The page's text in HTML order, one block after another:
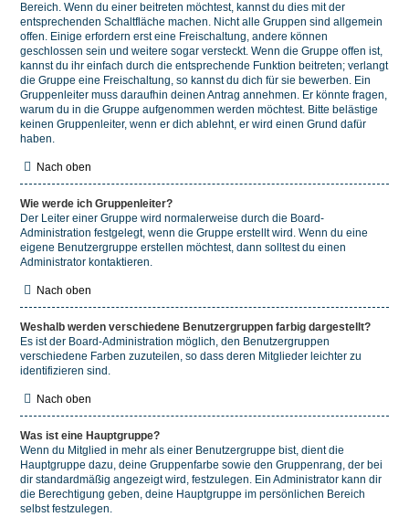
Bereich. Wenn du einer beitreten möchtest, kannst du dies mit der
entsprechenden Schaltfläche machen. Nicht alle Gruppen sind allgemein
offen. Einige erfordern erst eine Freischaltung, andere können
geschlossen sein und weitere sogar versteckt. Wenn die Gruppe offen ist,
kannst du ihr einfach durch die entsprechende Funktion beitreten; verlangt
die Gruppe eine Freischaltung, so kannst du dich für sie bewerben. Ein
Gruppenleiter muss daraufhin deinen Antrag annehmen. Er könnte fragen,
warum du in die Gruppe aufgenommen werden möchtest. Bitte belästige
keinen Gruppenleiter, wenn er dich ablehnt, er wird einen Grund dafür
haben.
Nach oben
Wie werde ich Gruppenleiter?
Der Leiter einer Gruppe wird normalerweise durch die Board-
Administration festgelegt, wenn die Gruppe erstellt wird. Wenn du eine
eigene Benutzergruppe erstellen möchtest, dann solltest du einen
Administrator kontaktieren.
Nach oben
Weshalb werden verschiedene Benutzergruppen farbig dargestellt?
Es ist der Board-Administration möglich, den Benutzergruppen
verschiedene Farben zuzuteilen, so dass deren Mitglieder leichter zu
identifizieren sind.
Nach oben
Was ist eine Hauptgruppe?
Wenn du Mitglied in mehr als einer Benutzergruppe bist, dient die
Hauptgruppe dazu, deine Gruppenfarbe sowie den Gruppenrang, der bei
dir standardmäßig angezeigt wird, festzulegen. Ein Administrator kann dir
die Berechtigung geben, deine Hauptgruppe im persönlichen Bereich
selbst festzulegen.